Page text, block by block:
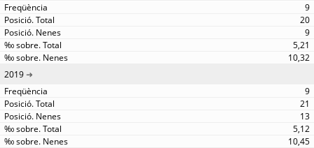
9
20
9
5,21
10,32
2019
9
21
13
5,12
10,45